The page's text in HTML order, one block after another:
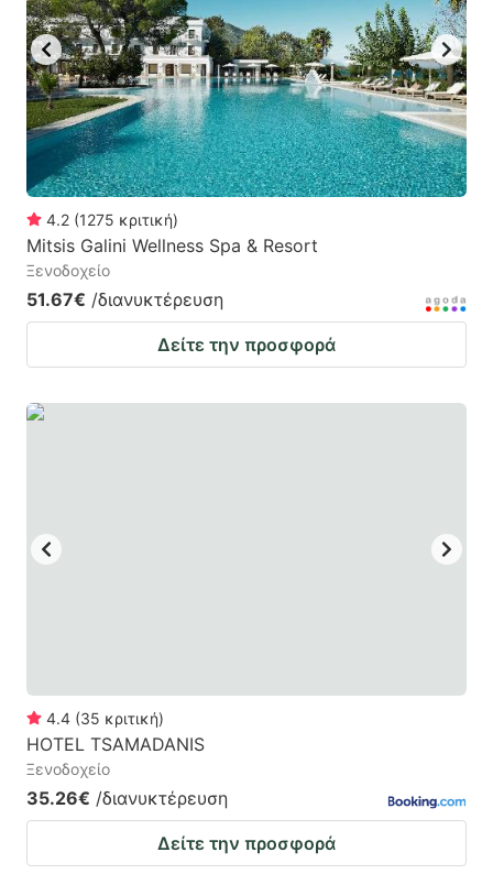
key
to
get
the
keyboard
shortcuts
for
changing
dates.
key
to
get
the
keyboard
shortcuts
changing
4.2 (1275 κριτική)
Mitsis Galini Wellness Spa & Resort
Ξενοδοχείο
51.67€ /διανυκτέρευση
Δείτε την προσφορά
4.4 (35 κριτική)
HOTEL TSAMADANIS
Ξενοδοχείο
35.26€ /διανυκτέρευση
Δείτε την προσφορά